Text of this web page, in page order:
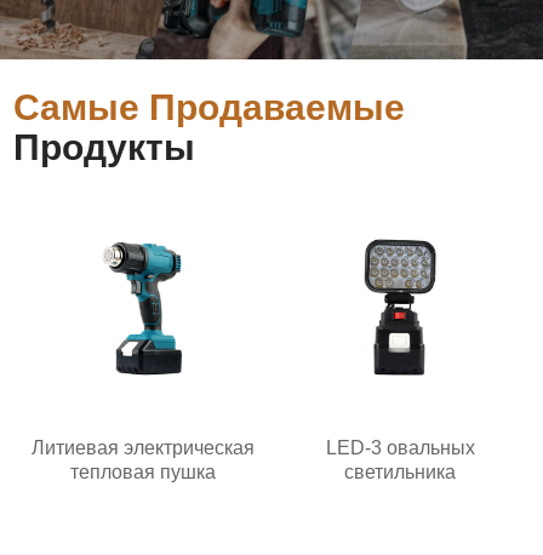
Самые Продаваемые
Продукты
Литиевая электрическая
тепловая пушка
LED-3 овальных
светильника